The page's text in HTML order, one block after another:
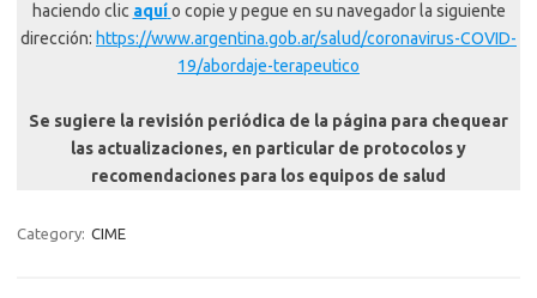
haciendo clic aquí o copie y pegue en su navegador la siguiente
dirección: https://www.argentina.gob.ar/salud/coronavirus-COVID-
19/abordaje-terapeutico
Se sugiere la revisión periódica de la página para chequear
las actualizaciones, en particular de protocolos y
recomendaciones para los equipos de salud
Category: CIME